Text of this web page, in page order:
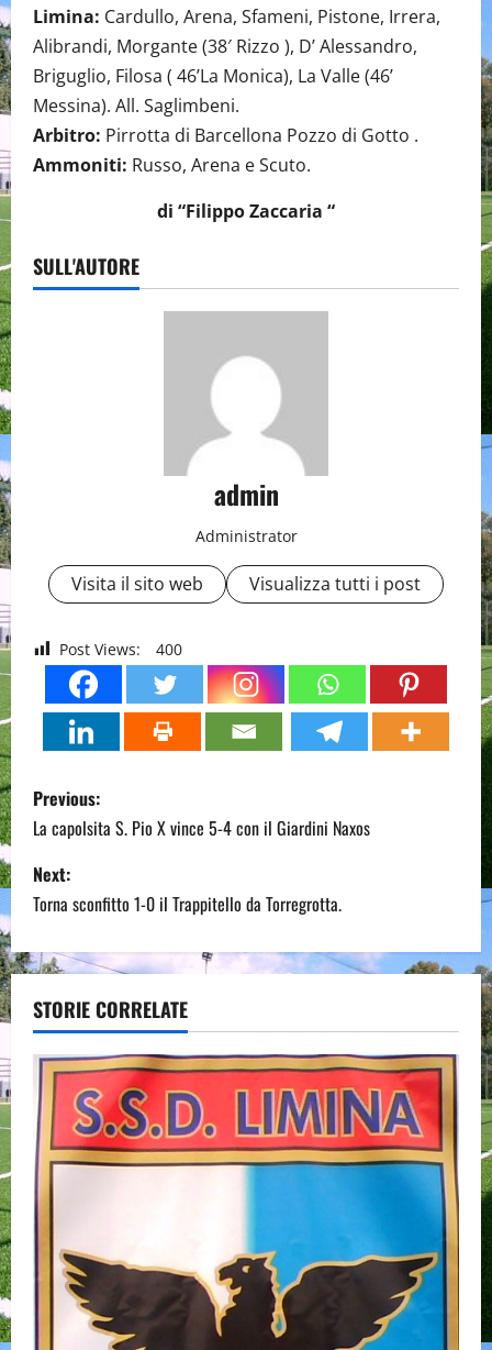
Limina: Cardullo, Arena, Sfameni, Pistone, Irrera,
Alibrandi, Morgante (38′ Rizzo ), D’ Alessandro,
Briguglio, Filosa ( 46’La Monica), La Valle (46’
Messina). All. Saglimbeni.
Arbitro: Pirrotta di Barcellona Pozzo di Gotto .
Ammoniti: Russo, Arena e Scuto.
di “Filippo Zaccaria “
SULL'AUTORE
admin
Administrator
Visita il sito web Visualizza tutti i post
Post Views: 400
P
o
s
t
n
a
v
i
g
a
t
i
Previous:
La capolsita S. Pio X vince 5-4 con il Giardini Naxos
Next:
Torna sconfitto 1-0 il Trappitello da Torregrotta.
STORIE CORRELATE